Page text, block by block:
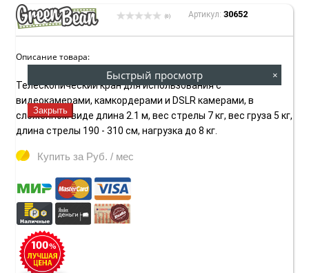
(0) Артикул: 30652
Описание товара:
Телескопический кран для использования с
видеокамерами, камкордерами и DSLR камерами, в
сложенном виде длина 2.1 м, вес стрелы 7 кг, вес груза 5 кг,
длина стрелы 190 - 310 см, нагрузка до 8 кг.
Купить за Руб. / мес
Быстрый просмотр ×
Закрыть